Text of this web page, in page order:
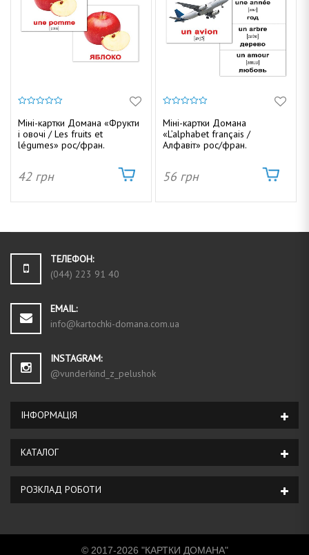
з
5
Міні-картки Домана «Фрукти
і овочі / Les fruits et
légumes» рос/фран.
42 грн
з
5
Міні-картки Домана
«L’alphabet français /
Алфавіт» рос/фран.
56 грн
ТЕЛЕФОН:
(044) 223 91 40
EMAIL:
info@kartochki-domana.com.ua
INSTAGRAM:
@vunderkind_z_pelushok
ІНФОРМАЦIЯ
КАТАЛОГ
РОЗКЛАД РОБОТИ
© 2017-2026 "КАРТКИ ДОМАНА"